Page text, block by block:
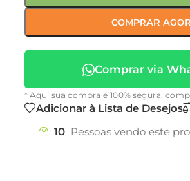
COMPRAR
Comprar via
* Aqui sua compra é 100% segura,
Adicionar à Lista de Desejos
10 Pessoas vendo este